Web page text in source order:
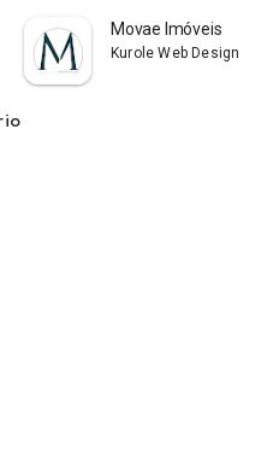
Castro Movae Imóveis
Kurole Web Design